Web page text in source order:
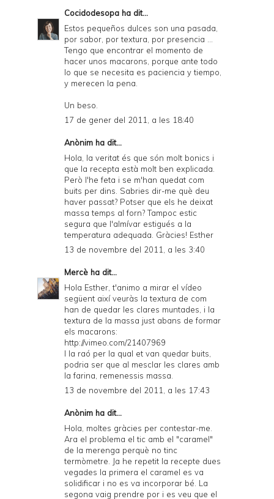
Cocidodesopa ha dit...
Estos pequeños dulces son una pasada,
por sabor, por textura, por presencia ...
Tengo que encontrar el momento de
hacer unos macarons, porque ante todo
lo que se necesita es paciencia y tiempo,
y merecen la pena.
Un beso.
17 de gener del 2011, a les 18:40
Anònim ha dit...
Hola, la veritat és que són molt bonics i
que la recepta està molt ben explicada.
Però l'he feta i se m'han quedat com
buits per dins. Sabries dir-me què deu
haver passat? Potser que els he deixat
massa temps al forn? Tampoc estic
segura que l'almívar estigués a la
temperatura adequada. Gràcies! Esther
13 de novembre del 2011, a les 3:40
Mercè ha dit...
Hola Esther, t'animo a mirar el vídeo
següent així veuràs la textura de com
han de quedar les clares muntades, i la
textura de la massa just abans de formar
els macarons:
http://vimeo.com/21407969
I la raó per la qual et van quedar buits,
podria ser que al mesclar les clares amb
la farina, remenessis massa.
13 de novembre del 2011, a les 17:43
Anònim ha dit...
Hola, moltes gràcies per contestar-me.
Ara el problema el tic amb el "caramel"
de la merenga perquè no tinc
termòmetre. Ja he repetit la recepte dues
vegades la primera el caramel es va
solidificar i no es va incorporar bé. La
segona vaig prendre por i es veu que el